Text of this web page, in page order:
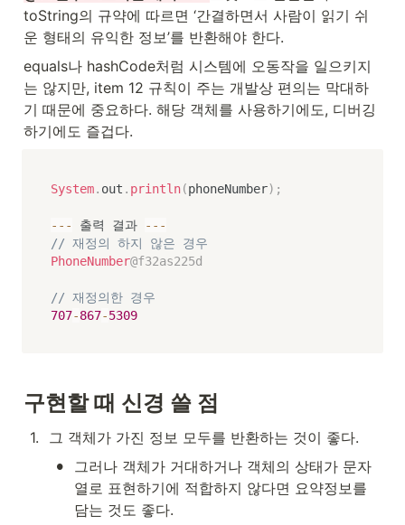
toString의 규약에 따르면 ‘간결하면서 사람이 읽기 쉬
운 형태의 유익한 정보’를 반환해야 한다.
equals나 hashCode처럼 시스템에 오동작을 일으키지
는 않지만, item 12 규칙이 주는 개발상 편의는 막대하
기 때문에 중요하다. 해당 객체를 사용하기에도, 디버깅
하기에도 즐겁다.
System. out . println(phoneNumber) ;
-- - 출력 결과 -- -
// 재정의 하지 않은 경우
PhoneNumber@f32as225d
// 재정의한 경우
707-867-5309
구현할 때 신경 쓸 점
1. 그 객체가 가진 정보 모두를 반환하는 것이 좋다.
•
그러나 객체가 거대하거나 객체의 상태가 문자
열로 표현하기에 적합하지 않다면 요약정보를
담는 것도 좋다.